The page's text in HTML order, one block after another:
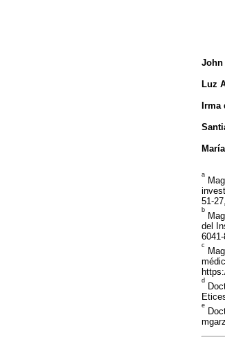
John
Luz
Irma
a
51-
b
del
c
d
e